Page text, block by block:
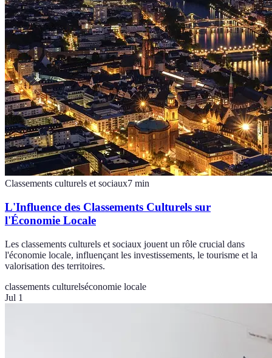
Classements culturels et sociaux7 min
L'Influence des Classements Culturels sur
l'Économie Locale
Les classements culturels et sociaux jouent un rôle crucial dans
l'économie locale, influençant les investissements, le tourisme et la
valorisation des territoires.
classements culturelséconomie locale
Jul 1